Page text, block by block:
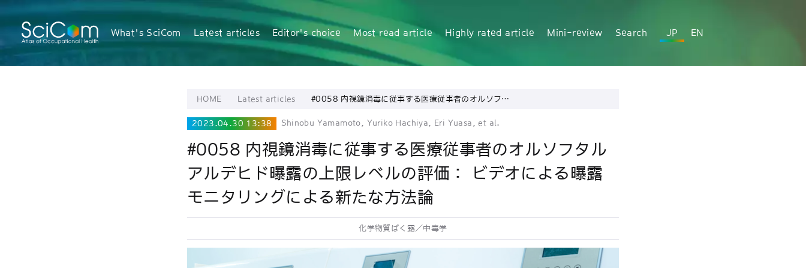
JP EN
What's SciCom Latest articles Editor's choice Most read article Highly rated article Mini-review Search
HOME Latest articles
#0058 内視鏡消毒に従事する医療従事者のオルソフタ
露モニタリングによる新たな方法論
2023.04.30 13:38 Shinobu Yamamoto, Yuriko Hachiya, Eri Yuasa, et al.
#0058 内視鏡消毒に従事する医療従事者のオルソフタル
アルデヒド曝露の上限レベルの評価： ビデオによる曝露
モニタリングによる新たな方法論
化学物質ばく露／中毒学